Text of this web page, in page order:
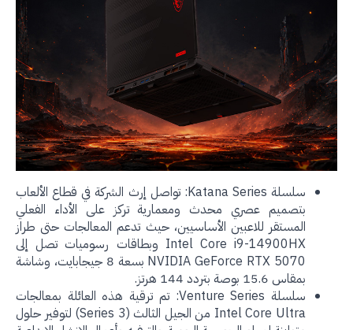
سلسلة Katana Series: تواصل إرث الشركة في قطاع الألعاب
بتصميم عصري محدث ومعمارية تركز على الأداء الفعلي
المستقر للاعبين الأساسيين، حيث تدعم المعالجات حتى طراز
Intel Core i9-14900HX وبطاقات رسوميات تصل إلى
NVIDIA GeForce RTX 5070 بسعة 8 جيجابايت، وشاشة
بمقاس 15.6 بوصة بتردد 144 هرتز.
سلسلة Venture Series: تم ترقية هذه العائلة بمعالجات
Intel Core Ultra من الجيل الثالث (Series 3) لتوفير حلول